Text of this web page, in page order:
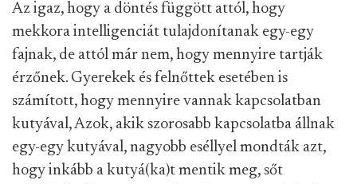
Az igaz, hogy a döntés függött attól, hogy
mekkora intelligenciát tulajdonítanak egy-egy
fajnak, de attól már nem, hogy mennyire tartják
érzőnek. Gyerekek és felnőttek esetében is
számított, hogy mennyire vannak kapcsolatban
kutyával, Azok, akik szorosabb kapcsolatba állnak
egy-egy kutyával, nagyobb eséllyel mondták azt,
hogy inkább a kutyá(ka)t mentik meg, sőt